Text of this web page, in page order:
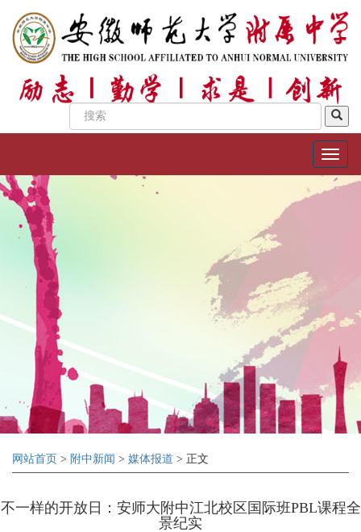
网站首页 > 附中新闻 > 媒体报道 > 正文
不一样的开放日：安师大附中江北校区国际班PBL课程全
景纪实